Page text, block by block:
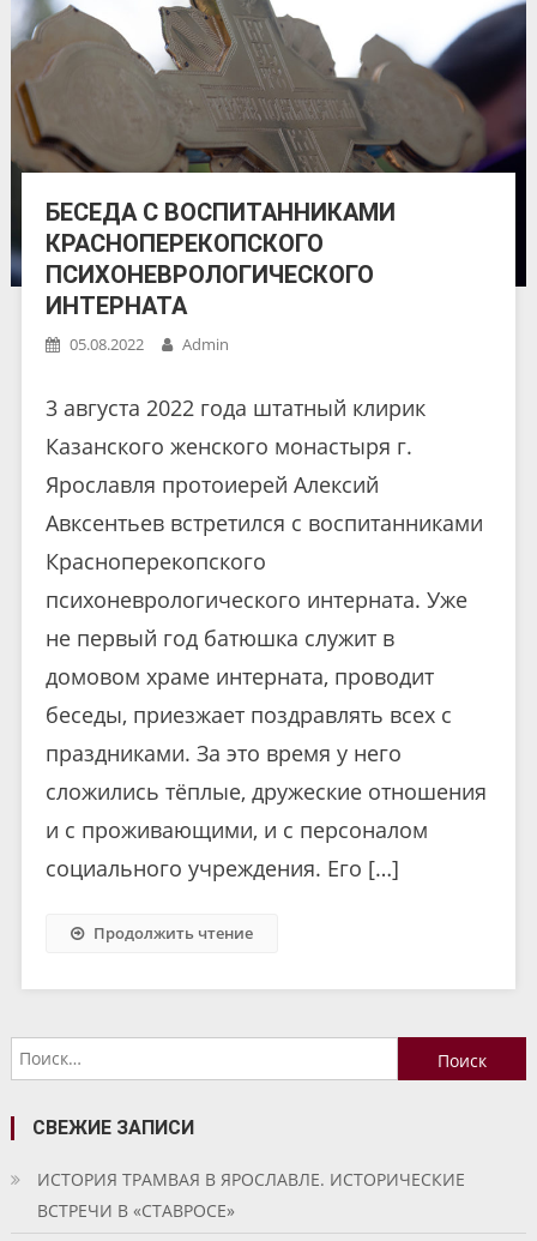
БЕСЕДА С ВОСПИТАННИКАМИ
КРАСНОПЕРЕКОПСКОГО
ПСИХОНЕВРОЛОГИЧЕСКОГО
ИНТЕРНАТА
05.08.2022 Admin
3 августа 2022 года штатный клирик
Казанского женского монастыря г.
Ярославля протоиерей Алексий
Авксентьев встретился с воспитанниками
Красноперекопского
психоневрологического интерната. Уже
не первый год батюшка служит в
домовом храме интерната, проводит
беседы, приезжает поздравлять всех с
праздниками. За это время у него
сложились тёплые, дружеские отношения
и с проживающими, и с персоналом
социального учреждения. Его […]
Продолжить чтение
Найти:
СВЕЖИЕ ЗАПИСИ
ИСТОРИЯ ТРАМВАЯ В ЯРОСЛАВЛЕ. ИСТОРИЧЕСКИЕ
ВСТРЕЧИ В «СТАВРОСЕ»